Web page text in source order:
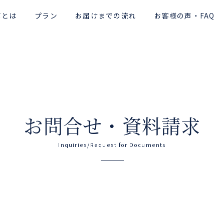
は プラン お届けまでの流れ お客様の声・FAQ
お問合せ・資料請求
Inquiries/Request for Documents